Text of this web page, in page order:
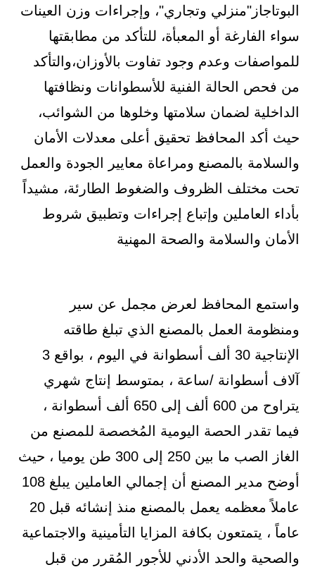
البوتاجاز"منزلي وتجاري"، وإجراءات وزن العينات
سواء الفارغة أو المعبأة، للتأكد من مطابقتها
للمواصفات وعدم وجود تفاوت بالأوزان،والتأكد
من فحص الحالة الفنية للأسطوانات ونظافتها
الداخلية لضمان سلامتها وخلوها من الشوائب،
حيث أكد المحافظ تحقيق أعلى معدلات الأمان
والسلامة بالمصنع ومراعاة معايير الجودة والعمل
تحت مختلف الظروف والضغوط الطارئة، مشيداً
بأداء العاملين وإتباع إجراءات وتطبيق شروط
الأمان والسلامة والصحة المهنية
واستمع المحافظ لعرض مجمل عن سير
ومنظومة العمل بالمصنع الذي تبلغ طاقته
الإنتاجية 30 ألف أسطوانة في اليوم ، بواقع 3
آلاف أسطوانة /ساعة ، بمتوسط إنتاج شهري
يتراوح من 600 ألف إلى 650 ألف أسطوانة ،
فيما تقدر الحصة اليومية المُخصصة للمصنع من
الغاز الصب ما بين 250 إلى 300 طن يوميا ، حيث
أوضح مدير المصنع أن إجمالي العاملين يبلغ 108
عاملاً معظمه يعمل بالمصنع منذ إنشائه قبل 20
عاماً ، يتمتعون بكافة المزايا التأمينية والاجتماعية
والصحية والحد الأدني للأجور المُقرر من قبل